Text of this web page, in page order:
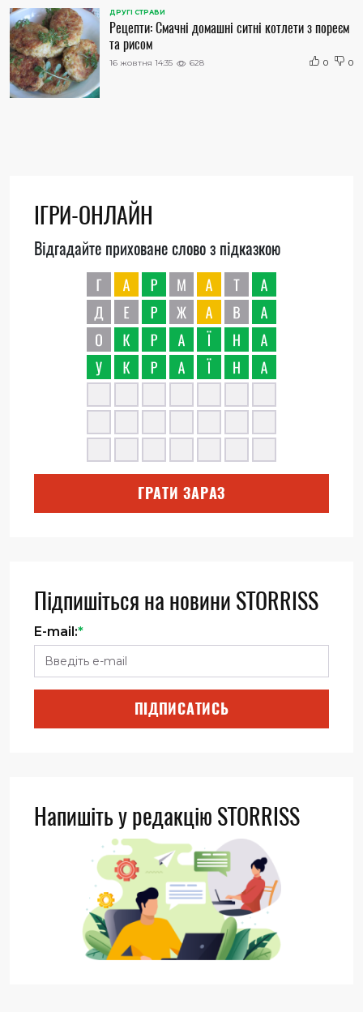
ДРУГІ СТРАВИ
Рецепти: Смачні домашні ситні котлети з пореєм
та рисом
16 жовтня 14:35 628 0 0
ІГРИ-ОНЛАЙН
Відгадайте приховане слово з підказкою
ГРАТИ ЗАРАЗ
Підпишіться на новини STORRISS
E-mail:*
ПІДПИСАТИСЬ
Напишіть у редакцію STORRISS